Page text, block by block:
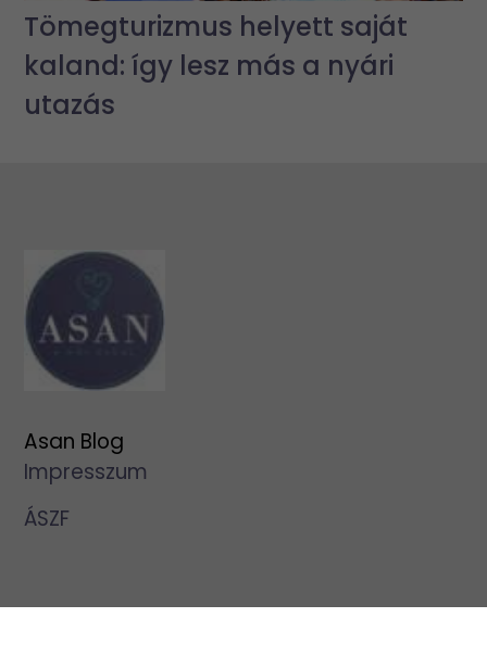
Tömegturizmus helyett saját
kaland: így lesz más a nyári
utazás
Asan Blog
Impresszum
ÁSZF